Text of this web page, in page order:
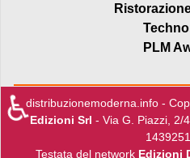
PLM
distribuzionemoderna.info -
Edizioni Srl - Via G. Piazzi, 2/
Testata del network Edizioni